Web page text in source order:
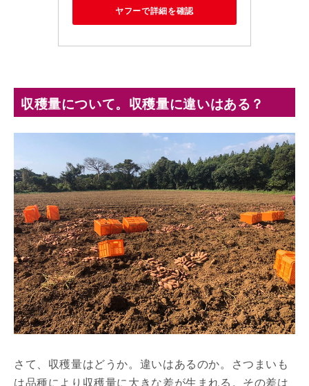
ヤフーで詳細を確認
収穫量について。収穫量に違いはある？
さて、収穫量はどうか。違いはあるのか。さつまいも
は品種により収穫量に大きな差が生まれる。その差は